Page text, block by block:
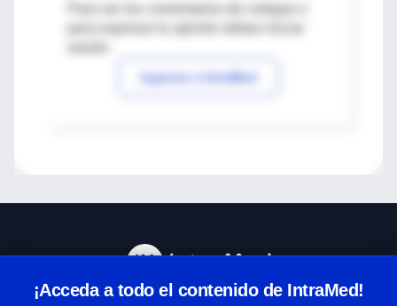
Para ver los comentarios de colegas o
Ingresar a IntraMed
¡Acceda a todo el contenido de IntraMed!